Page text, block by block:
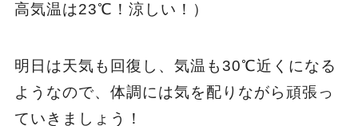
高気温は23℃！涼しい！）
明日は天気も回復し、気温も30℃近くになる
ようなので、体調には気を配りながら頑張っ
ていきましょう！